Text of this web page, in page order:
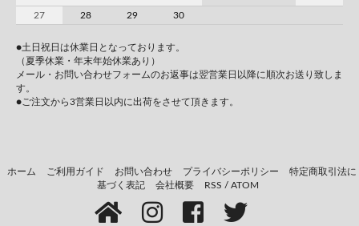
27
28 29 30
●土日祝日は休業日となっております。
（夏季休業・年末年始休業あり）
メール・お問い合わせフォームのお返事は翌営業日以降に順次お送り致しま
す。
●ご注文から3営業日以内に出荷をさせて頂きます。
ホーム ご利用ガイド お問い合わせ プライバシーポリシー
特定商取引法に
基づく表記
会社概要 RSS / ATOM